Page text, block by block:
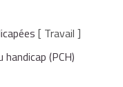
[ Travail ]
(PCH)